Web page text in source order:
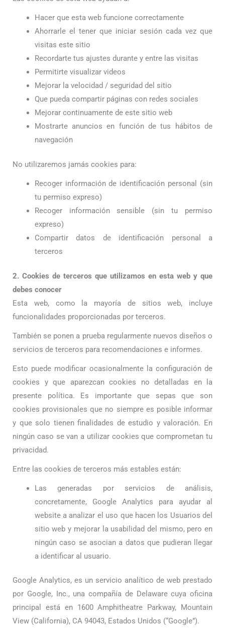
Hacer que esta web funcione correctamente
Ahorrarle el tener que iniciar sesión cada vez que
visitas este sitio
Recordarte tus ajustes durante y entre las visitas
Permitirte visualizar videos
Mejorar la velocidad / seguridad del sitio
Que pueda compartir páginas con redes sociales
Mejorar continuamente de este sitio web
Mostrarte anuncios en función de tus hábitos de
navegación
No utilizaremos jamás cookies para:
Recoger información de identificación personal (sin
tu permiso expreso)
Recoger información sensible (sin tu permiso
expreso)
Compartir datos de identificación personal a
terceros
2. Cookies de terceros que utilizamos en esta web y que
debes conocer
Esta web, como la mayoría de sitios web, incluye
funcionalidades proporcionadas por terceros.
También se ponen a prueba regularmente nuevos diseños o
servicios de terceros para recomendaciones e informes.
Esto puede modificar ocasionalmente la configuración de
cookies y que aparezcan cookies no detalladas en la
presente política. Es importante que sepas que son
cookies provisionales que no siempre es posible informar
y que solo tienen finalidades de estudio y valoración. En
ningún caso se van a utilizar cookies que comprometan tu
privacidad.
Entre las cookies de terceros más estables están:
Las generadas por servicios de análisis,
concretamente, Google Analytics para ayudar al
website a analizar el uso que hacen los Usuarios del
sitio web y mejorar la usabilidad del mismo, pero en
ningún caso se asocian a datos que pudieran llegar
a identificar al usuario.
Google Analytics, es un servicio analítico de web prestado
por Google, Inc., una compañía de Delaware cuya oficina
principal está en 1600 Amphitheatre Parkway, Mountain
View (California), CA 94043, Estados Unidos (“Google”).